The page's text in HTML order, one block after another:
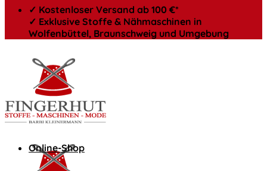
✓ Kostenloser Versand ab 100 €*
✓ Exklusive Stoffe & Nähmaschinen in
Wolfenbüttel, Braunschweig und Umgebung
Online-Shop